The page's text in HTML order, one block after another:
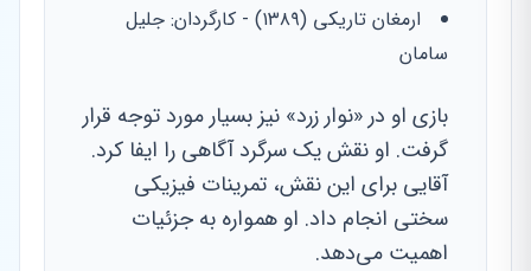
ارمغان تاریکی (۱۳۸۹) - کارگردان: جلیل
سامان
بازی او در «نوار زرد» نیز بسیار مورد توجه قرار
گرفت. او نقش یک سرگرد آگاهی را ایفا کرد.
آقایی برای این نقش، تمرینات فیزیکی
سختی انجام داد. او همواره به جزئیات
اهمیت می‌دهد.